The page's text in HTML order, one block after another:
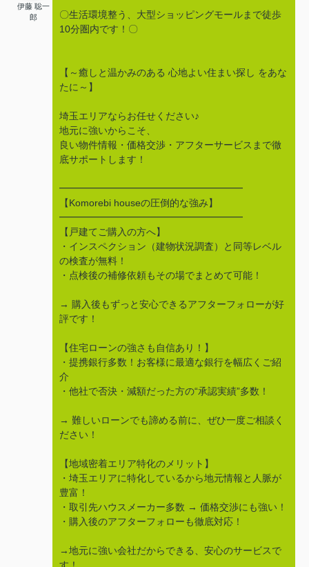
伊藤 聡一
郎
〇生活環境整う、大型ショッピングモールまで徒歩
10分圏内です！〇
【～癒しと温かみのある 心地よい住まい探し をあな
たに～】
埼玉エリアならお任せください♪
地元に強いからこそ、
良い物件情報・価格交渉・アフターサービスまで徹
底サポートします！
━━━━━━━━━━━━━━━━━━━
【Komorebi houseの圧倒的な強み】
━━━━━━━━━━━━━━━━━━━
【戸建てご購入の方へ】
・インスペクション（建物状況調査）と同等レベル
の検査が無料！
・点検後の補修依頼もその場でまとめて可能！
→ 購入後もずっと安心できるアフターフォローが好
評です！
【住宅ローンの強さも自信あり！】
・提携銀行多数！お客様に最適な銀行を幅広くご紹
介
・他社で否決・減額だった方の“承認実績”多数！
→ 難しいローンでも諦める前に、ぜひ一度ご相談く
ださい！
【地域密着エリア特化のメリット】
・埼玉エリアに特化しているから地元情報と人脈が
豊富！
・取引先ハウスメーカー多数 → 価格交渉にも強い！
・購入後のアフターフォローも徹底対応！
→地元に強い会社だからできる、安心のサービスで